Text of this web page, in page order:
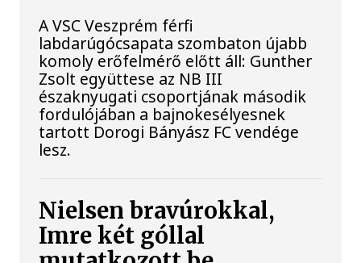
A VSC Veszprém férfi
labdarúgócsapata szombaton újabb
komoly erőfelmérő előtt áll: Gunther
Zsolt együttese az NB III
északnyugati csoportjának második
fordulójában a bajnokesélyesnek
tartott Dorogi Bányász FC vendége
lesz.
Nielsen bravúrokkal,
Imre két góllal